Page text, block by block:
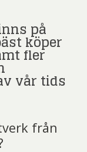
på
köper
fler
vår tids
från